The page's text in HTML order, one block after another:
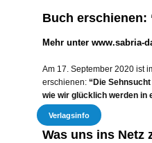
Buch erschienen:
Mehr unter www.sabria-
Am 17. September 2020 ist
erschienen: “Die
wie wir glücklich werden in
Verlagsinfo
Was uns ins Netz